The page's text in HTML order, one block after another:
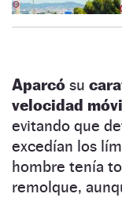
Aparcó su
velocidad
evitando que
excedían los
hombre tenía
remolque,